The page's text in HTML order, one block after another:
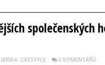
společenských
LIFESTYLE 0 KOMENTÁŘŮ